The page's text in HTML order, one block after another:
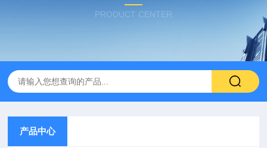
PRODUCT CENTER
产品中心